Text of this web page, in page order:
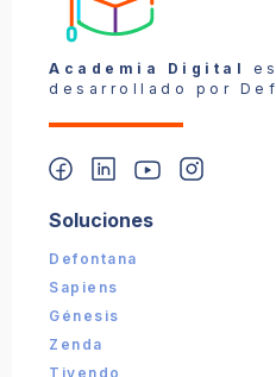
📎 Captura (opcional):
Academia Digital
desarrollado por
Soluciones
Defontana
Sapiens
Génesis
Zenda
Tivendo